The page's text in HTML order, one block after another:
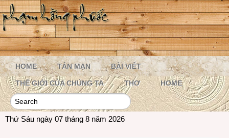
HOME TẢN MẠN BÀI VIẾT
THẾ GIỚI CỦA CHÚNG TA THƠ HOME
Thứ Sáu ngày 07 tháng 8 năm 2026